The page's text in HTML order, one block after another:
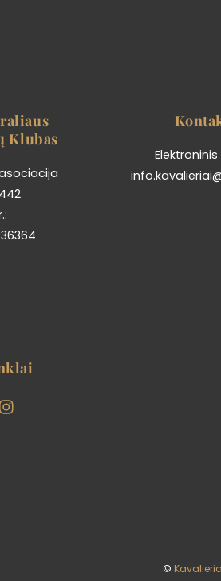
Klubas
©